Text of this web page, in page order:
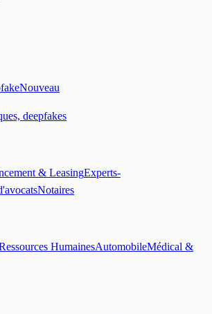
Nouveau
deepfakes
& LeasingExperts-
Notaires
HumainesAutomobileMédical &